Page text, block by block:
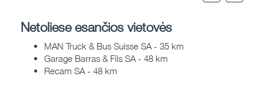
Netoliese esančios vietovės
MAN Truck & Bus Suisse SA - 35 km
Garage Barras & Fils SA - 48 km
Recam SA - 48 km